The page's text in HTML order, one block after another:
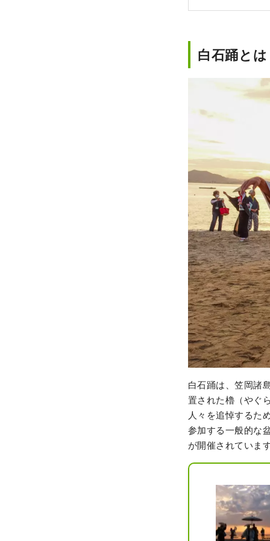
白石踊と
白石踊は、笠岡諸
置された櫓（やぐ
人々を追悼するた
参加する一般的な
が開催されていま